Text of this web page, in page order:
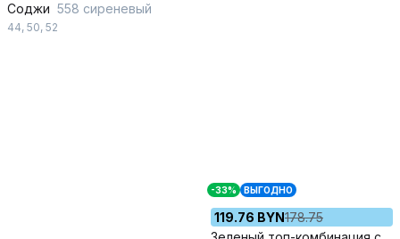
Соджи 558 сиреневый
44, 50, 52
-33% ВЫГОДНО
119.76 BYN178.75